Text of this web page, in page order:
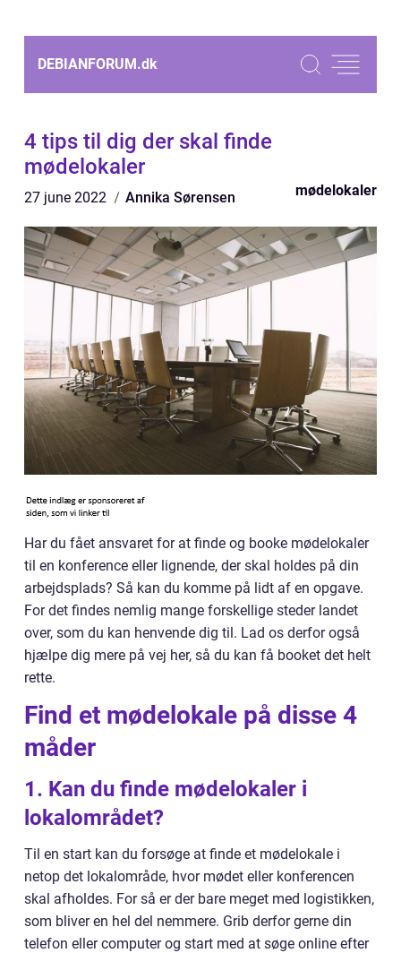
DEBIANFORUM.dk
4 tips til dig der skal finde
mødelokaler
27 june 2022 Annika Sørensen mødelokaler
Har du fået ansvaret for at finde og booke mødelokaler
til en konference eller lignende, der skal holdes på din
arbejdsplads? Så kan du komme på lidt af en opgave.
For det findes nemlig mange forskellige steder landet
over, som du kan henvende dig til. Lad os derfor også
hjælpe dig mere på vej her, så du kan få booket det helt
rette.
Find et mødelokale på disse 4
måder
1. Kan du finde mødelokaler i
lokalområdet?
Til en start kan du forsøge at finde et mødelokale i
netop det lokalområde, hvor mødet eller konferencen
skal afholdes. For så er der bare meget med logistikken,
som bliver en hel del nemmere. Grib derfor gerne din
telefon eller computer og start med at søge online efter